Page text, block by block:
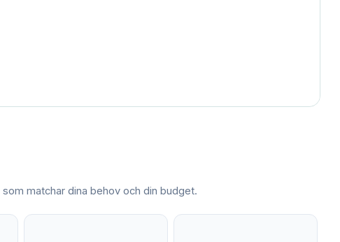
som matchar dina behov och din budget.